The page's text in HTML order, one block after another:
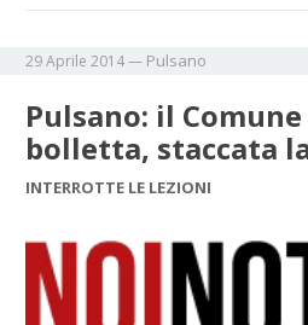
29 Aprile 2014— Pulsano
Pulsano: il
bolletta, staccata
INTERROTTE LE LEZIONI